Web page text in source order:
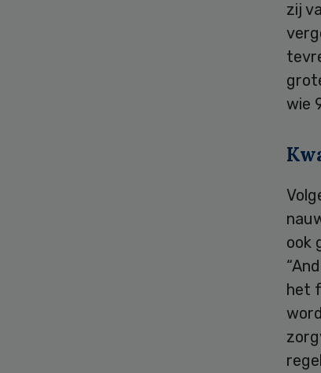
zij
wie
ook
het